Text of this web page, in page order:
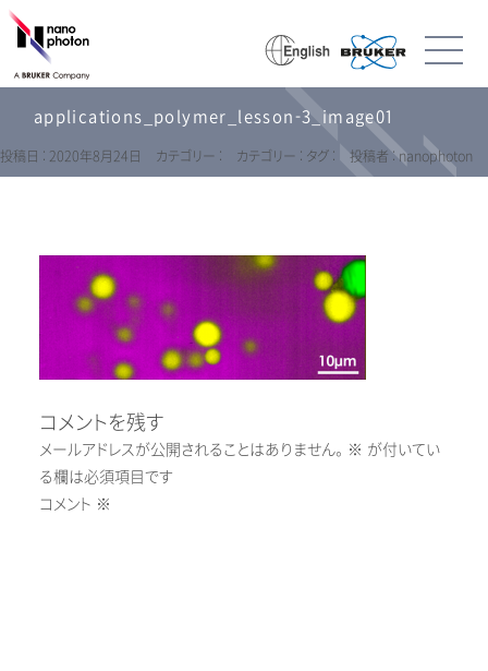
applications_polymer_lesson-3_image01
投稿日 : 2020年8月24日 カテゴリー : カテゴリー : タグ : 投稿者 : nanophoton
コメントを残す
メールアドレスが公開されることはありません。 ※ が付いてい
る欄は必須項目です
コメント ※